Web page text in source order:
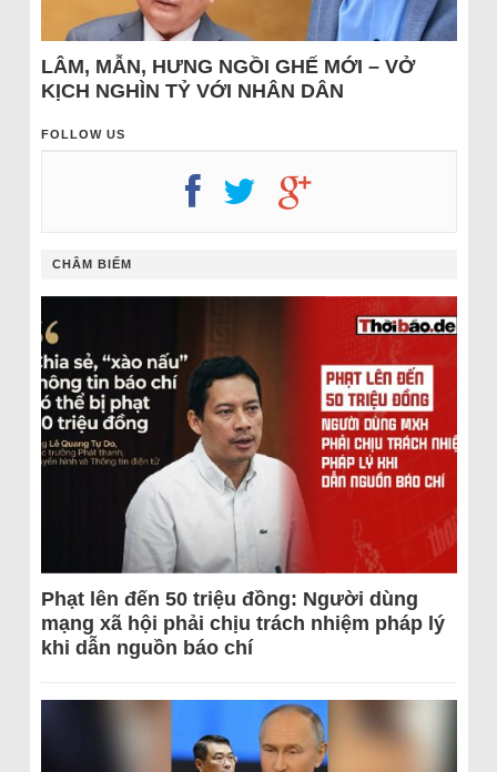
LÂM, MẪN, HƯNG NGỒI GHẾ MỚI – VỞ
KỊCH NGHÌN TỶ VỚI NHÂN DÂN
FOLLOW US
CHÂM BIẾM
Phạt lên đến 50 triệu đồng: Người dùng
mạng xã hội phải chịu trách nhiệm pháp lý
khi dẫn nguồn báo chí